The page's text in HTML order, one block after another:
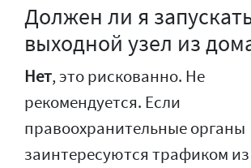
Должен ли я
выходной узел из
Нет, это рискованно. Не
рекомендуется. Если
правоохранительные органы
заинтересуются трафиком из